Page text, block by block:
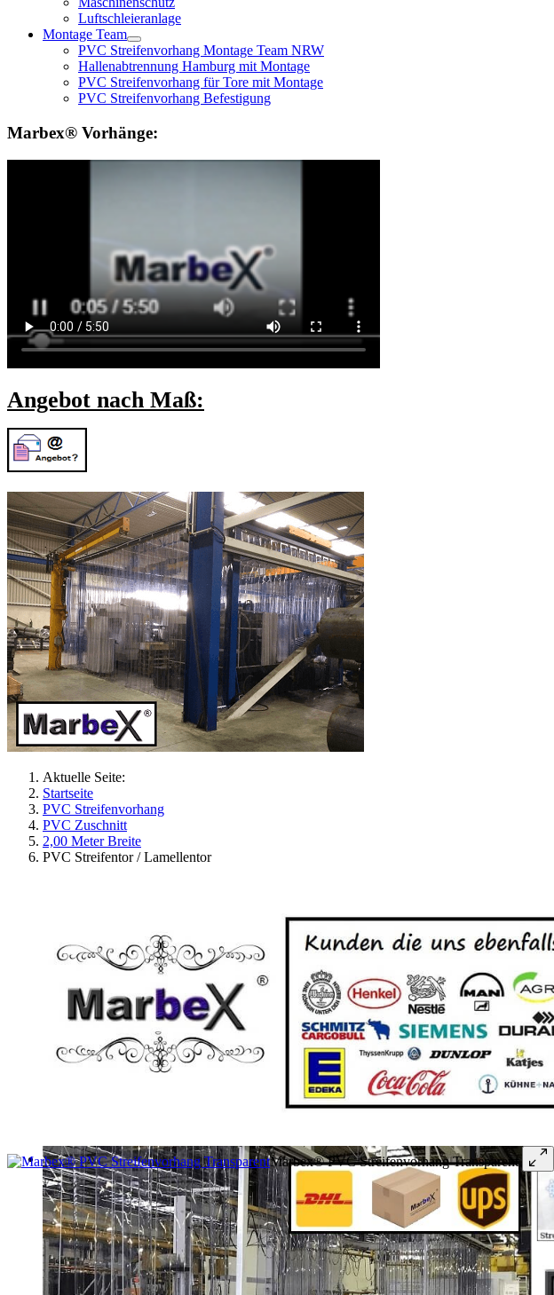
Luftschleieranlage
Montage Team
PVC Streifenvorhang Montage Team NRW
Hallenabtrennung Hamburg mit Montage
PVC Streifenvorhang für Tore mit Montage
PVC Streifenvorhang Befestigung
Marbex® Vorhänge:
Angebot nach Maß:
Aktuelle Seite:
Startseite
PVC Streifenvorhang
PVC Zuschnitt
2,00 Meter Breite
PVC Streifentor / Lamellentor
Marbex® PVC Streifenvorhang Transparent